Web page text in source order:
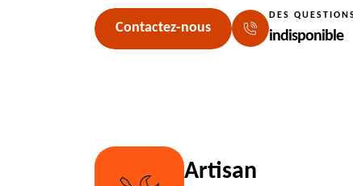
Contactez-nous
DES
indisponible
Artisan